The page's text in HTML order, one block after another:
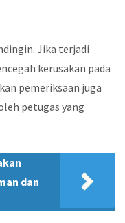
Jika terjadi
kerusakan pada
pemeriksaan juga
petugas yang
dan